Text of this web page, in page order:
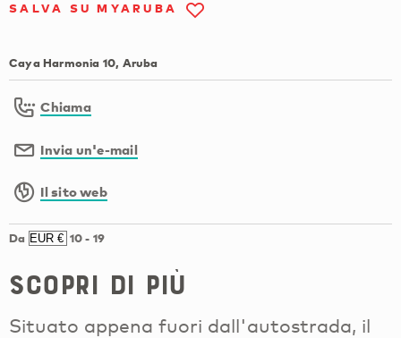
SALVA SU MYARUBA
Caya Harmonia 10, Aruba
Chiama
Invia un'e-mail
Il sito web
Da 10- 19
Scopri di più
Situato appena fuori dall'autostrada, il